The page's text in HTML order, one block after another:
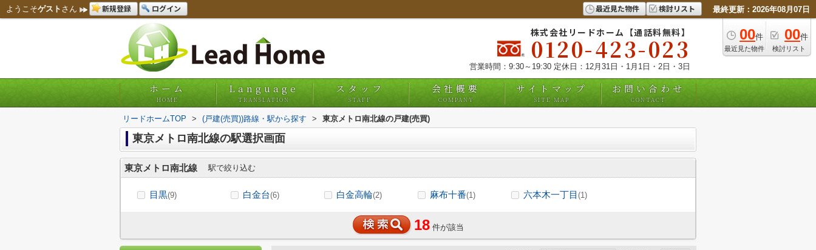
ようこそゲスト さん 新規登録 ログイン 最近見た物件 検討リスト 最終更新：2026年08月07日
00件
最近見た物件
00件
検討リスト
株式会社リードホーム【通話料無料】
0120-423-023
営業時間：9:30～19:30 定休日：12月31日・1月1日・2日・3日
ホーム
HOME
Language
TRANSLATION
スタッフ
STAFF
会社概要
COMPANY
サイトマップ
SITE MAP
お問い合わせ
CONTACT
リードホームTOP > (戸建(売買))路線・駅から探す > 東京メトロ南北線の戸建(売買)
東京メトロ南北線の駅選択画面
東京メトロ南北線 駅で絞り込む
目黒(9) 白金台(6) 白金高輪(2) 麻布十番(1) 六本木一丁目 (1)
18 件が該当